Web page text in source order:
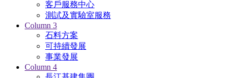
客戶服務中心
測試及實驗室服務
Column 3
石料方案
可持續發展
事業發展
Column 4